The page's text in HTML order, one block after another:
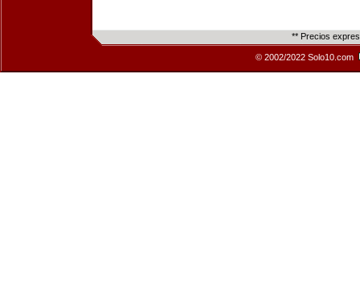
** Precios
© 2002/2022 Solo10.com